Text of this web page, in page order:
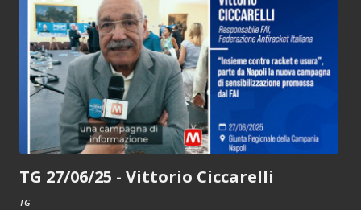
TG 27/06/25 - Vittorio Ciccarelli
TG